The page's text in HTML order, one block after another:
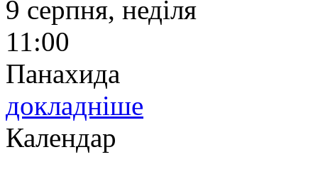
9 серпня, неділя
11:00
Панахида
докладніше
Календар